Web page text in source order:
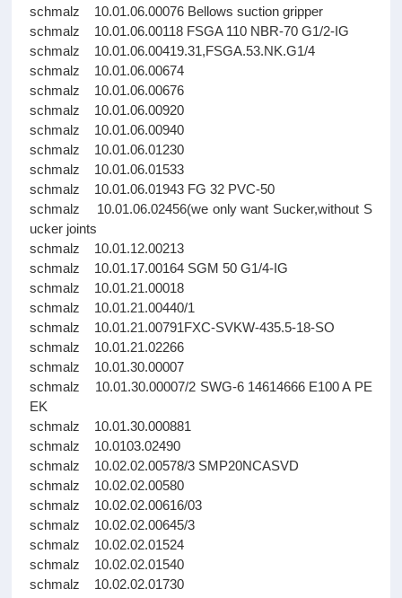
schmalz 10.01.06.00076 Bellows suction gripper
schmalz 10.01.06.00118 FSGA 110 NBR-70 G1/2-IG
schmalz 10.01.06.00419.31,FSGA.53.NK.G1/4
schmalz 10.01.06.00674
schmalz 10.01.06.00676
schmalz 10.01.06.00920
schmalz 10.01.06.00940
schmalz 10.01.06.01230
schmalz 10.01.06.01533
schmalz 10.01.06.01943 FG 32 PVC-50
schmalz 10.01.06.02456(we only want Sucker,without S
ucker joints
schmalz 10.01.12.00213
schmalz 10.01.17.00164 SGM 50 G1/4-IG
schmalz 10.01.21.00018
schmalz 10.01.21.00440/1
schmalz 10.01.21.00791FXC-SVKW-435.5-18-SO
schmalz 10.01.21.02266
schmalz 10.01.30.00007
schmalz 10.01.30.00007/2 SWG-6 14614666 E100 A PE
EK
schmalz 10.01.30.000881
schmalz 10.0103.02490
schmalz 10.02.02.00578/3 SMP20NCASVD
schmalz 10.02.02.00580
schmalz 10.02.02.00616/03
schmalz 10.02.02.00645/3
schmalz 10.02.02.01524
schmalz 10.02.02.01540
schmalz 10.02.02.01730